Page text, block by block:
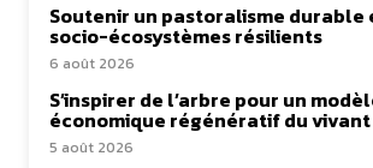
Soutenir un pastoralisme durable
socio-écosystèmes résilients
6 août 2026
S’inspirer de l’arbre pour un
économique régénératif du
5 août 2026